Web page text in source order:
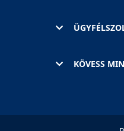
KÖVESS